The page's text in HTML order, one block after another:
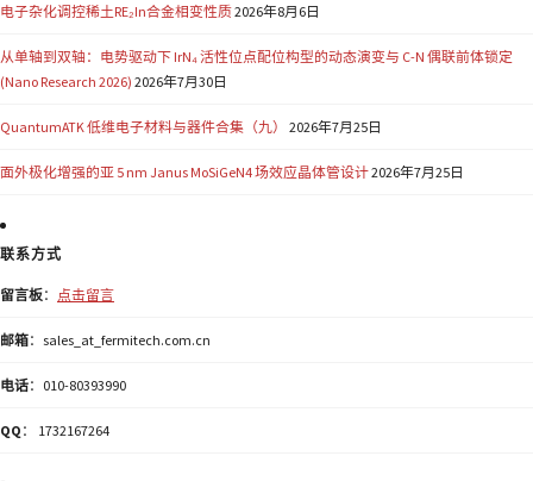
电子杂化调控稀土RE₂In合金相变性质2026年8月6日
从单轴到双轴：电势驱动下 IrN₄ 活性位点配位构型的动态演变与 C-N 偶联前体锁定
(Nano Research 2026) 2026年7月30日
QuantumATK 低维电子材料与器件合集（九） 2026年7月25日
面外极化增强的亚 5 nm Janus MoSiGeN4 场效应晶体管设计2026年7月25日
联系方式
留言板： 点击留言
邮箱：sales_at_fermitech.com.cn
电话：010-80393990
QQ ： 1732167264